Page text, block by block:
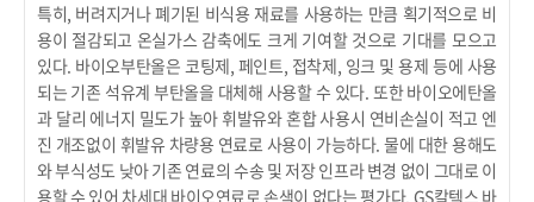
특히, 버려지거나 폐기된 비식용 재료를 사용하는 만큼 획기적으로 비
용이 절감되고 온실가스 감축에도 크게 기여할 것으로 기대를 모으고
있다. 바이오부탄올은 코팅제, 페인트, 접착제, 잉크 및 용제 등에 사용
되는 기존 석유계 부탄올을 대체해 사용할 수 있다. 또한 바이오에탄올
과 달리 에너지 밀도가 높아 휘발유와 혼합 사용시 연비손실이 적고 엔
진 개조없이 휘발유 차량용 연료로 사용이 가능하다. 물에 대한 용해도
와 부식성도 낮아 기존 연료의 수송 및 저장 인프라 변경 없이 그대로 이
용할 수 있어 차세대 바이오연료로 손색이 없다는 평가다. GS칼텍스 바